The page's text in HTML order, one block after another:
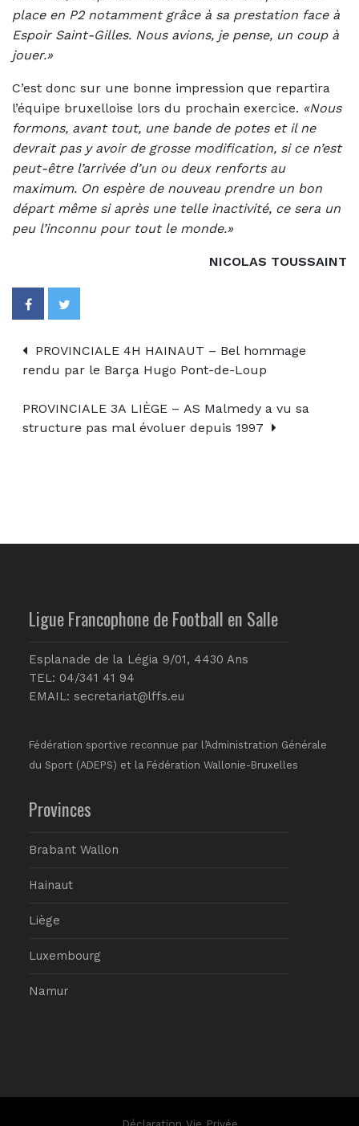
place en P2 notamment grâce à sa prestation face à
Espoir Saint-Gilles. Nous avions, je pense, un coup à
jouer.»
C’est donc sur une bonne impression que repartira
l’équipe bruxelloise lors du prochain exercice. «Nous
formons, avant tout, une bande de potes et il ne
devrait pas y avoir de grosse modification, si ce n’est
peut-être l’arrivée d’un ou deux renforts au
maximum. On espère de nouveau prendre un bon
départ même si après une telle inactivité, ce sera un
peu l’inconnu pour tout le monde.»
NICOLAS TOUSSAINT
PROVINCIALE 4H HAINAUT – Bel hommage
rendu par le Barça Hugo Pont-de-Loup
PROVINCIALE 3A LIÈGE – AS Malmedy a vu sa
structure pas mal évoluer depuis 1997
Ligue Francophone de Football en Salle
Esplanade de la Légia 9/01, 4430 Ans
TEL: 04/341 41 94
EMAIL: secretariat@lffs.eu
Fédération sportive reconnue par l’Administration Générale
du Sport (ADEPS) et la Fédération Wallonie-Bruxelles
Provinces
Brabant Wallon
Hainaut
Liège
Luxembourg
Namur
Déclaration Vie Privée